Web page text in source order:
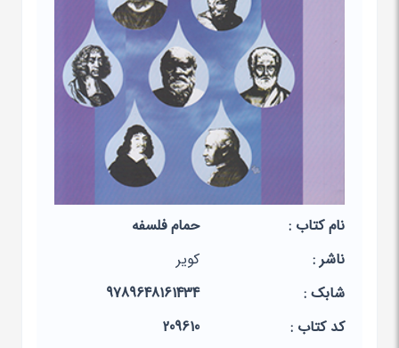
نام کتاب :
حمام فلسفه
ناشر :
کویر
شابک :
9789648161434
کد کتاب :
209610